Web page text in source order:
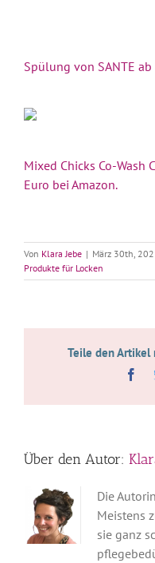
Spülung von SANTE
Mixed Chicks Co-Wash
Euro bei Amazon.
Von Klara Jebe | März 30th,
Produkte für Locken
Teile den Artikel
Über den Autor:
Die
Meistens
sie ganz